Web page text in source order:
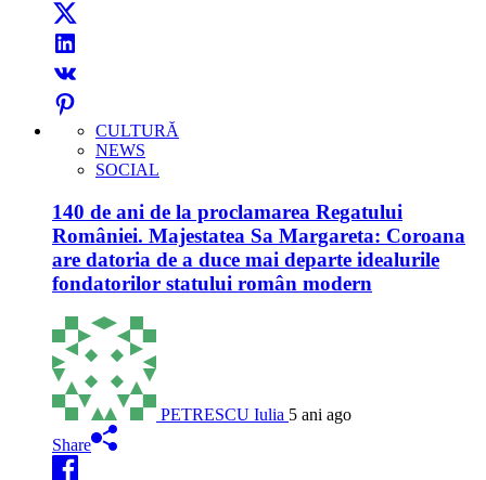
CULTURĂ
NEWS
SOCIAL
140 de ani de la proclamarea Regatului
României. Majestatea Sa Margareta: Coroana
are datoria de a duce mai departe idealurile
fondatorilor statului român modern
PETRESCU Iulia 5 ani ago
Share